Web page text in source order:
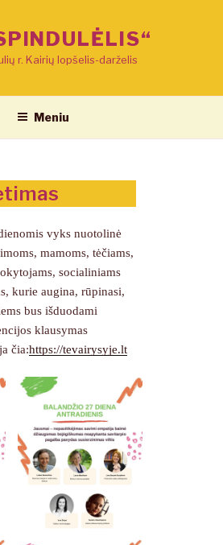
r. Kairių lopšelis-darželis
Meniu
vyks nuotolinė
mamoms, tėčiams,
socialiniams
kurie augina, rūpinasi,
bus išduodami
klausymas
čia:https://tevairysyje.lt